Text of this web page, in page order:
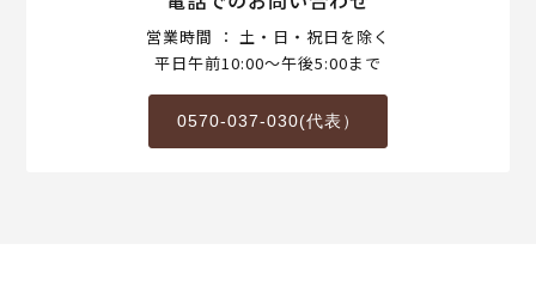
営業時間 ： 土・日・祝日を除く
平日午前10:00～午後5:00まで
0570-037-030(代表）